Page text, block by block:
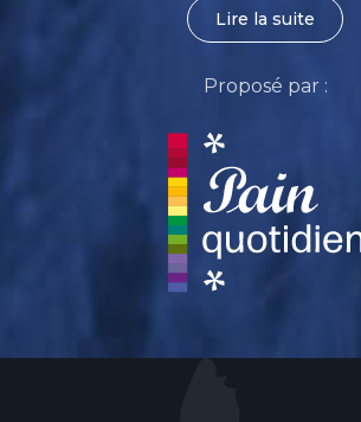
Lire la suite
Proposé par :